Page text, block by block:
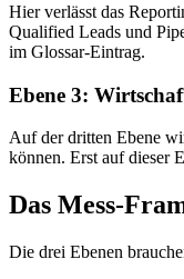
Hier verlässt das
Qualified Leads und
im Glossar-Eintrag.
Ebene 3:
Auf der dritten Ebene
können. Erst auf dieser
Das Mess-
Die drei Ebenen